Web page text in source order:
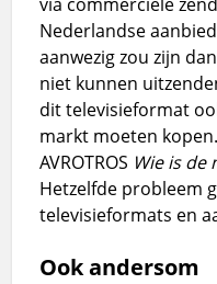
Nederlandse
aanwezig zou zijn
niet kunnen
dit televisieformat
markt moeten
AVROTROS Wie is de
Hetzelfde probleem
televisieformats en
Ook andersom